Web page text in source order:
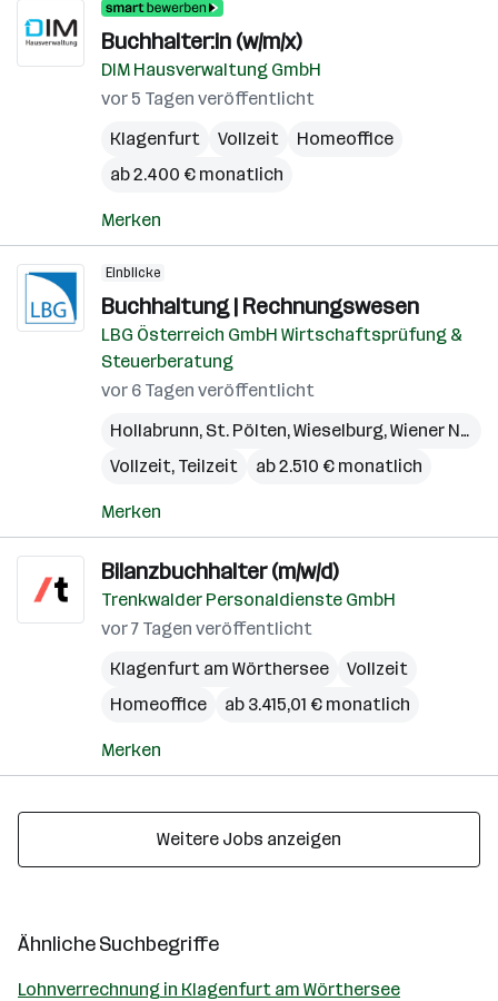
Buchhalter:in (w/m/x)
DIM Hausverwaltung GmbH
vor 5 Tagen veröffentlicht
Klagenfurt
Vollzeit
Homeoffice
ab 2.400 € monatlich
Merken
Einblicke
Buchhaltung | Rechnungswesen
LBG Österreich GmbH Wirtschaftsprüfung &
Steuerberatung
vor 6 Tagen veröffentlicht
Hollabrunn, St. Pölten,Wieselburg,Wiener Neustadt
Vollzeit, Teilzeit
ab 2.510 € monatlich
Merken
Bilanzbuchhalter (m/w/d)
Trenkwalder Personaldienste GmbH
vor 7 Tagen veröffentlicht
Klagenfurt am Wörthersee
Vollzeit
Homeoffice
ab 3.415,01 € monatlich
Merken
Weitere Jobs anzeigen
Ähnliche Suchbegriffe
Lohnverrechnung in Klagenfurt am Wörthersee